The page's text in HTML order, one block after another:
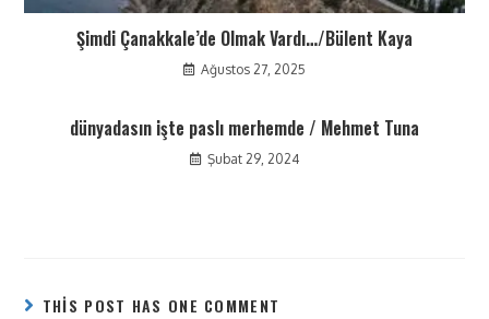
Şimdi Çanakkale’de Olmak Vardı…/Bülent Kaya
Ağustos 27, 2025
dünyadasın işte paslı merhemde / Mehmet Tuna
Şubat 29, 2024
THIS POST HAS ONE COMMENT